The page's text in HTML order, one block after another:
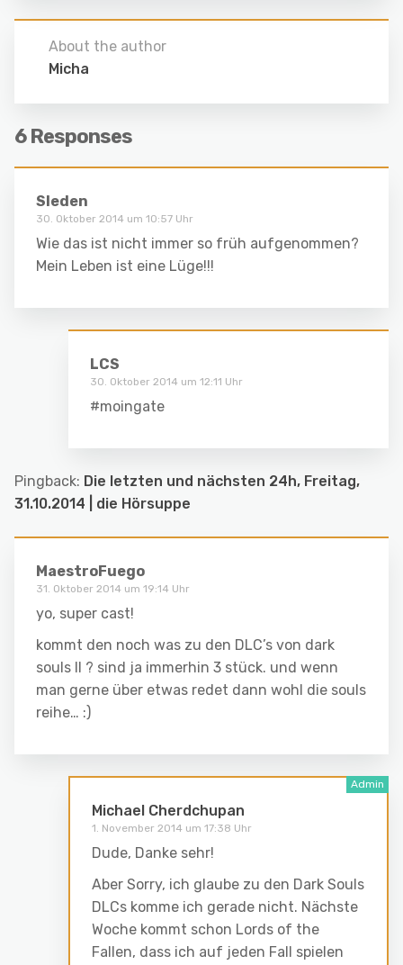
About the author
Micha
6 Responses
Sleden
30. Oktober 2014 um 10:57 Uhr
Wie das ist nicht immer so früh aufgenommen?
Mein Leben ist eine Lüge!!!
LCS
30. Oktober 2014 um 12:11 Uhr
#moingate
Pingback: Die letzten und nächsten 24h, Freitag,
31.10.2014 | die Hörsuppe
MaestroFuego
31. Oktober 2014 um 19:14 Uhr
yo, super cast!
kommt den noch was zu den DLC’s von dark
souls II ? sind ja immerhin 3 stück. und wenn
man gerne über etwas redet dann wohl die souls
reihe… :)
Michael Cherdchupan
1. November 2014 um 17:38 Uhr
Dude, Danke sehr!
Aber Sorry, ich glaube zu den Dark Souls
DLCs komme ich gerade nicht. Nächste
Woche kommt schon Lords of the
Fallen, dass ich auf jeden Fall spielen